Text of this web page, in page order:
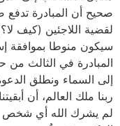
صحيح أن المبادرة تدفع
لقضية اللاجئين (كيف
سيكون منوطا بموافقة
إلى السماء ونطلق
ربنا ملك العالم، أن
لم يشرك الله أي شخص